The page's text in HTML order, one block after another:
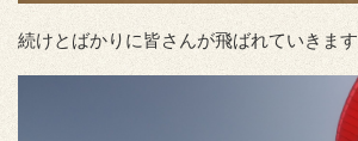
続けとばかりに皆さんが飛ばれていきます